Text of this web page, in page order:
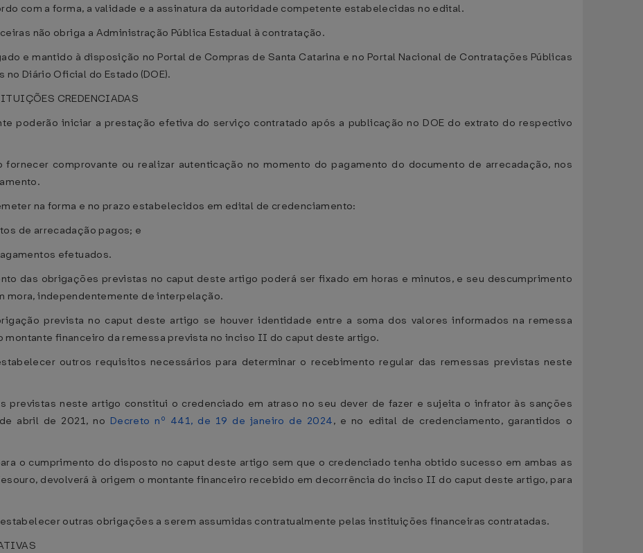
com a forma, a validade e a assinatura da autoridade competente estabelecidas no edital.
não obriga a Administração Pública Estadual à contratação.
e mantido à disposição no Portal de Compras de Santa Catarina e no Portal Nacional de Contratações Públicas
Diário Oficial do Estado (DOE).
CREDENCIADAS
poderão iniciar a prestação efetiva do serviço contratado após a publicação no DOE do extrato do respectivo
comprovante ou realizar autenticação no momento do pagamento do documento de arrecadação, nos
na forma e no prazo estabelecidos em edital de credenciamento:
de arrecadação pagos; e
efetuados.
das obrigações previstas no caput deste artigo poderá ser fixado em horas e minutos, e seu descumprimento
independentemente de interpelação.
prevista no caput deste artigo se houver identidade entre a soma dos valores informados na remessa
financeiro da remessa prevista no inciso II do caput deste artigo.
outros requisitos necessários para determinar o recebimento regular das remessas previstas neste
previstas neste artigo constitui o credenciado em atraso no seu dever de fazer e sujeita o infrator às sanções
abril de 2021, no Decreto nº 441, de 19 de janeiro de 2024, e no edital de credenciamento, garantidos o
o cumprimento do disposto no caput deste artigo sem que o credenciado tenha obtido sucesso em ambas as
devolverá à origem o montante financeiro recebido em decorrência do inciso II do caput deste artigo, para
outras obrigações a serem assumidas contratualmente pelas instituições financeiras contratadas.